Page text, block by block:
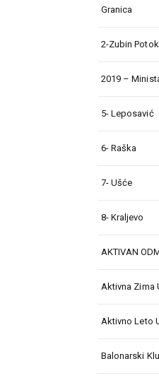
Granica
2-Zubin Potok
2019 –
5- Leposavić
6- Raška
7- Ušće
8- Kraljevo
AKTIVAN
Aktivna Zima
Aktivno Leto
Balonarski